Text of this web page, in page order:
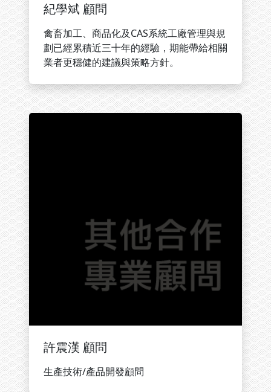
紀學斌 顧問
禽畜加工、商品化及CAS系統工廠管理與規
劃已經累積近三十年的經驗，期能帶給相關
業者更穩健的建議與策略方針。
許震漢 顧問
生產技術/產品開發顧問